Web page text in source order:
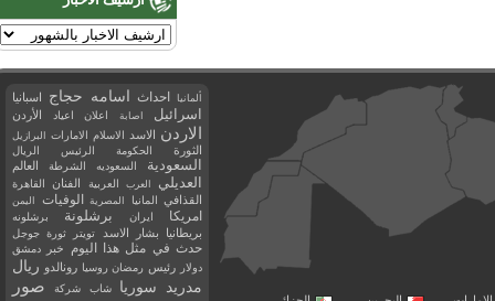
ألمانيا احداث اسامه حجاج اسبانيا
اسرائيل اصابة اعلان اعياد الأردن
الاردن الاسد الاسلام الامارات البرازيل
الثورة الحكومة الرئيس الريال
السعودية السعوديه الشرطة العالم
العديلي العرب العربية الفنان القاهرة
القذافي المانيا المصرية الوفيات اليمن
امريكا ايران برشلونة برشلونه
بريطانيا بشار الاسد تويتر ثورة جوجل
حدث في مثل هذا اليوم خبر دمشق
دولار رئيس رمضان روسيا رونالدو ريال
مدريد
سوريا شاب شركة صور